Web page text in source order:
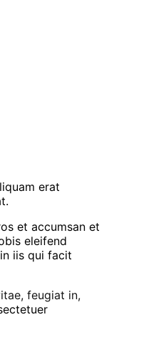
erat
et accumsan et
eleifend
iis qui facit
feugiat in,